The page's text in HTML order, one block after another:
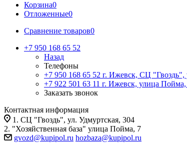
Корзина0
Отложенные0
Сравнение товаров0
+7 950 168 65 52
Назад
Телефоны
+7 950 168 65 52 г. Ижевск, СЦ "Гвоздь",
+7 922 501 63 11 г. Ижевск, улица Пойма,
Заказать звонок
Контактная информация
1. СЦ "Гвоздь", ул. Удмуртская, 304
2. "Хозяйственная база" улица Пойма, 7
gvozd@kupipol.ru hozbaza@kupipol.ru